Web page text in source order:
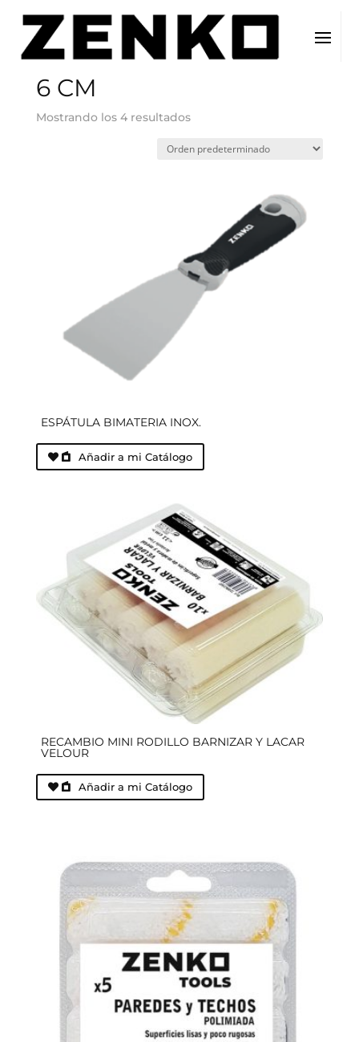
Inicio / Tamaño del producto / 6 CM
6 CM
Mostrando los 4 resultados
ESPÁTULA BIMATERIA INOX.
Añadir a mi Catálogo
RECAMBIO MINI RODILLO BARNIZAR Y LACAR
VELOUR
Añadir a mi Catálogo